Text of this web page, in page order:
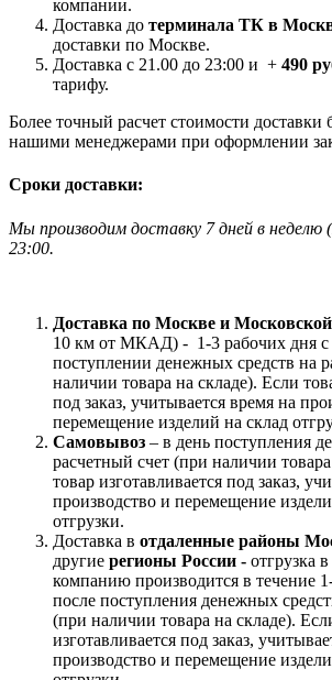
компании.
Доставка до терминала ТК в
доставки по Москве.
Доставка с 21.00 до 23:00 и + 490
тарифу.
Более точный расчет стоимости доставки
нашими менеджерами при оформлении
Сроки доставки:
Мы производим доставку 7 дней в неделю (
23:00.
Доставка по Москве и
10 км от МКАД) - 1-3 рабочих дня
поступлении денежных средств на
наличии товара на складе). Если
под заказ, учитывается время на
перемещение изделий на склад
Самовывоз – в день поступления
расчетный счет (при наличии
товар изготавливается под заказ,
производство и перемещение
отгрузки.
Доставка в отдаленные районы
другие регионы России - отгрузка
компанию производится в течение
после поступления денежных
(при наличии товара на складе).
изготавливается под заказ,
производство и перемещение